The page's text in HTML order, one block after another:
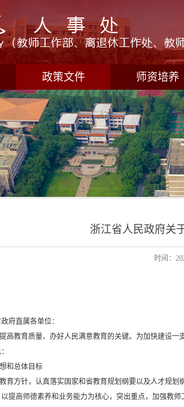
政策文件 师资培养
浙江省人民政府关
时间：
府直属各单位：
高教育质量、办好人民满意教育的关键。为加快建设
和总体目标
育方针，认真落实国家和省教育规划纲要以及人才规
提高师德素养和业务能力为核心，突出重点，加强教